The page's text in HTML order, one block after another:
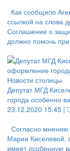
Как сообщило
ссылкой на слова
Соглашение о
должно помочь
Новости столицы
Депутат МГД
города особенно
23.12.2020 15:45 |
Согласно мнению
Марии Киселевой,
имеет особенную